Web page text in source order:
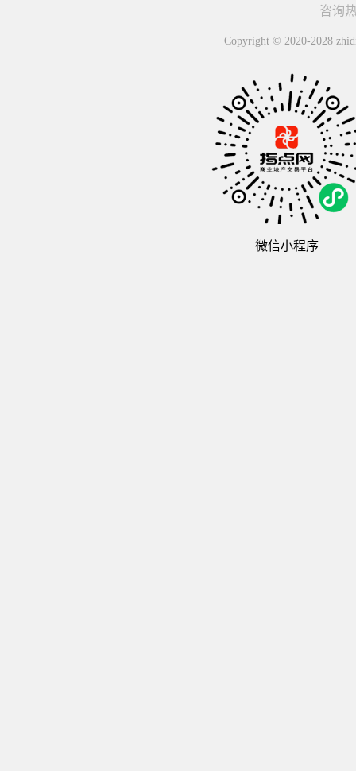
咨询
Copyright © 2020-2028
微信小程序